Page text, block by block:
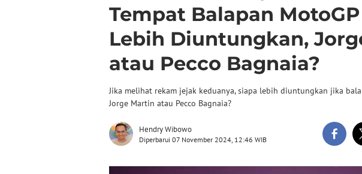
Tempat Balapan
Lebih Diuntungkan,
atau Pecco Bagnaia?
Jika melihat rekam jejak keduanya, siapa lebih diuntungkan jika
Jorge Martin atau Pecco Bagnaia?
Hendry Wibowo
Diperbarui 07 November 2024, 12:46 WIB